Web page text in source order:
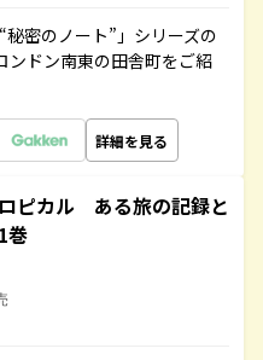
密のノート”」シリーズの
ンドン南東の田舎町をご紹
詳細を見る
ピカル ある旅の記録と
巻